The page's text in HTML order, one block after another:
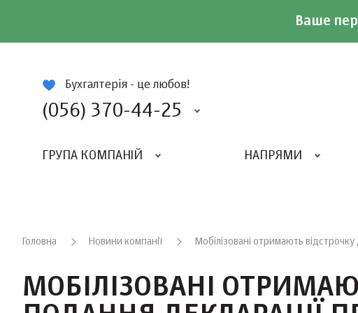
Ваше
Бухгалтерія - це любов!
(056) 370-44-25
ГРУПА КОМПАНІЙ НАПРЯМИ
Головна Новини компанії Мобілізовані отримають
МОБІЛІЗОВАНІ